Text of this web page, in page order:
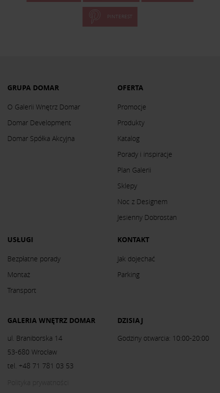
PINTEREST
GRUPA DOMAR
O Galerii Wnętrz Domar
Domar Development
Domar Spółka Akcyjna
OFERTA
Promocje
Produkty
Katalog
Porady i inspiracje
Plan Galerii
Sklepy
Noc z Designem
Jesienny Dobrostan
USŁUGI
Bezpłatne porady
Montaż
Transport
KONTAKT
Jak dojechać
Parking
GALERIA WNĘTRZ DOMAR
ul. Braniborska 14
53-680 Wrocław
tel. +48 71 781 03 53
DZISIAJ
Godziny otwarcia: 10:00-20:00